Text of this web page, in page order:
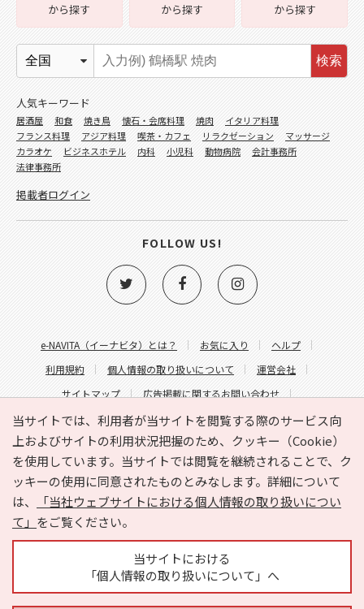
当サイトでは、利用者が当サイトを閲覧する際のサービス向
上およびサイトの利用状況把握のため、クッキー（Cookie）
を使用しています。当サイトでは閲覧を継続されることで、ク
ッキーの使用に同意されたものとみなします。詳細について
は、
「当社ウェブサイトにおける個人情報の取り扱いについ
て」 をご覧ください。
当サイトにおける
「個人情報の取り扱いについて」へ
e-NAVITA（イーナビタ）とは？ お気に入り
ヘルプ
利用規約
個人情報の取り扱いについて
運営会社
サイトマップ
広告掲載に関するお問い合わせ
サイトの内容に関するお問い合わせ
から探す
から探す
から探す
検索
人気キーワード
居酒屋 和食 焼き鳥 懐石・会席料理 焼肉
イタリア料理
フランス料理
アジア料理 喫茶・カフェ リラクゼーション
マッサージ
カラオケ
ビジネスホテル 内科 小児科 動物病院
会計事務所
法律事務所
掲載者ログイン
FOLLOW US!
Copyright © HYOJITO.Co.,Ltd. All Rights Reserved.